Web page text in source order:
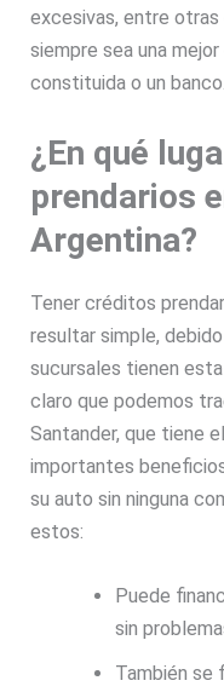
excesivas, entre otras
siempre sea una
constituida o un banco.
¿En qué
prendarios
Argentina?
Tener créditos
resultar simple,
sucursales tienen
claro que podemos
Santander, que tiene
importantes
su auto sin ninguna
estos:
Puede
sin
También se